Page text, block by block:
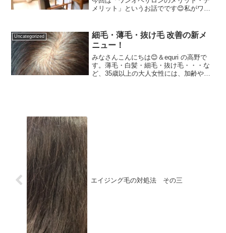
メリット」というお話でです😊私がワン
立ち上げた「equri」という美容室のフラ
ンチャ...
Uncategorized
細毛・薄毛・抜け毛 改善の新メ
ニュー！
みなさんこんにちは😊＆equri の高野で
す。薄毛・白髪・細毛・抜け毛・・・な
ど、35歳以上の大人女性には、加齢やス
エイジング毛の対処法 その三